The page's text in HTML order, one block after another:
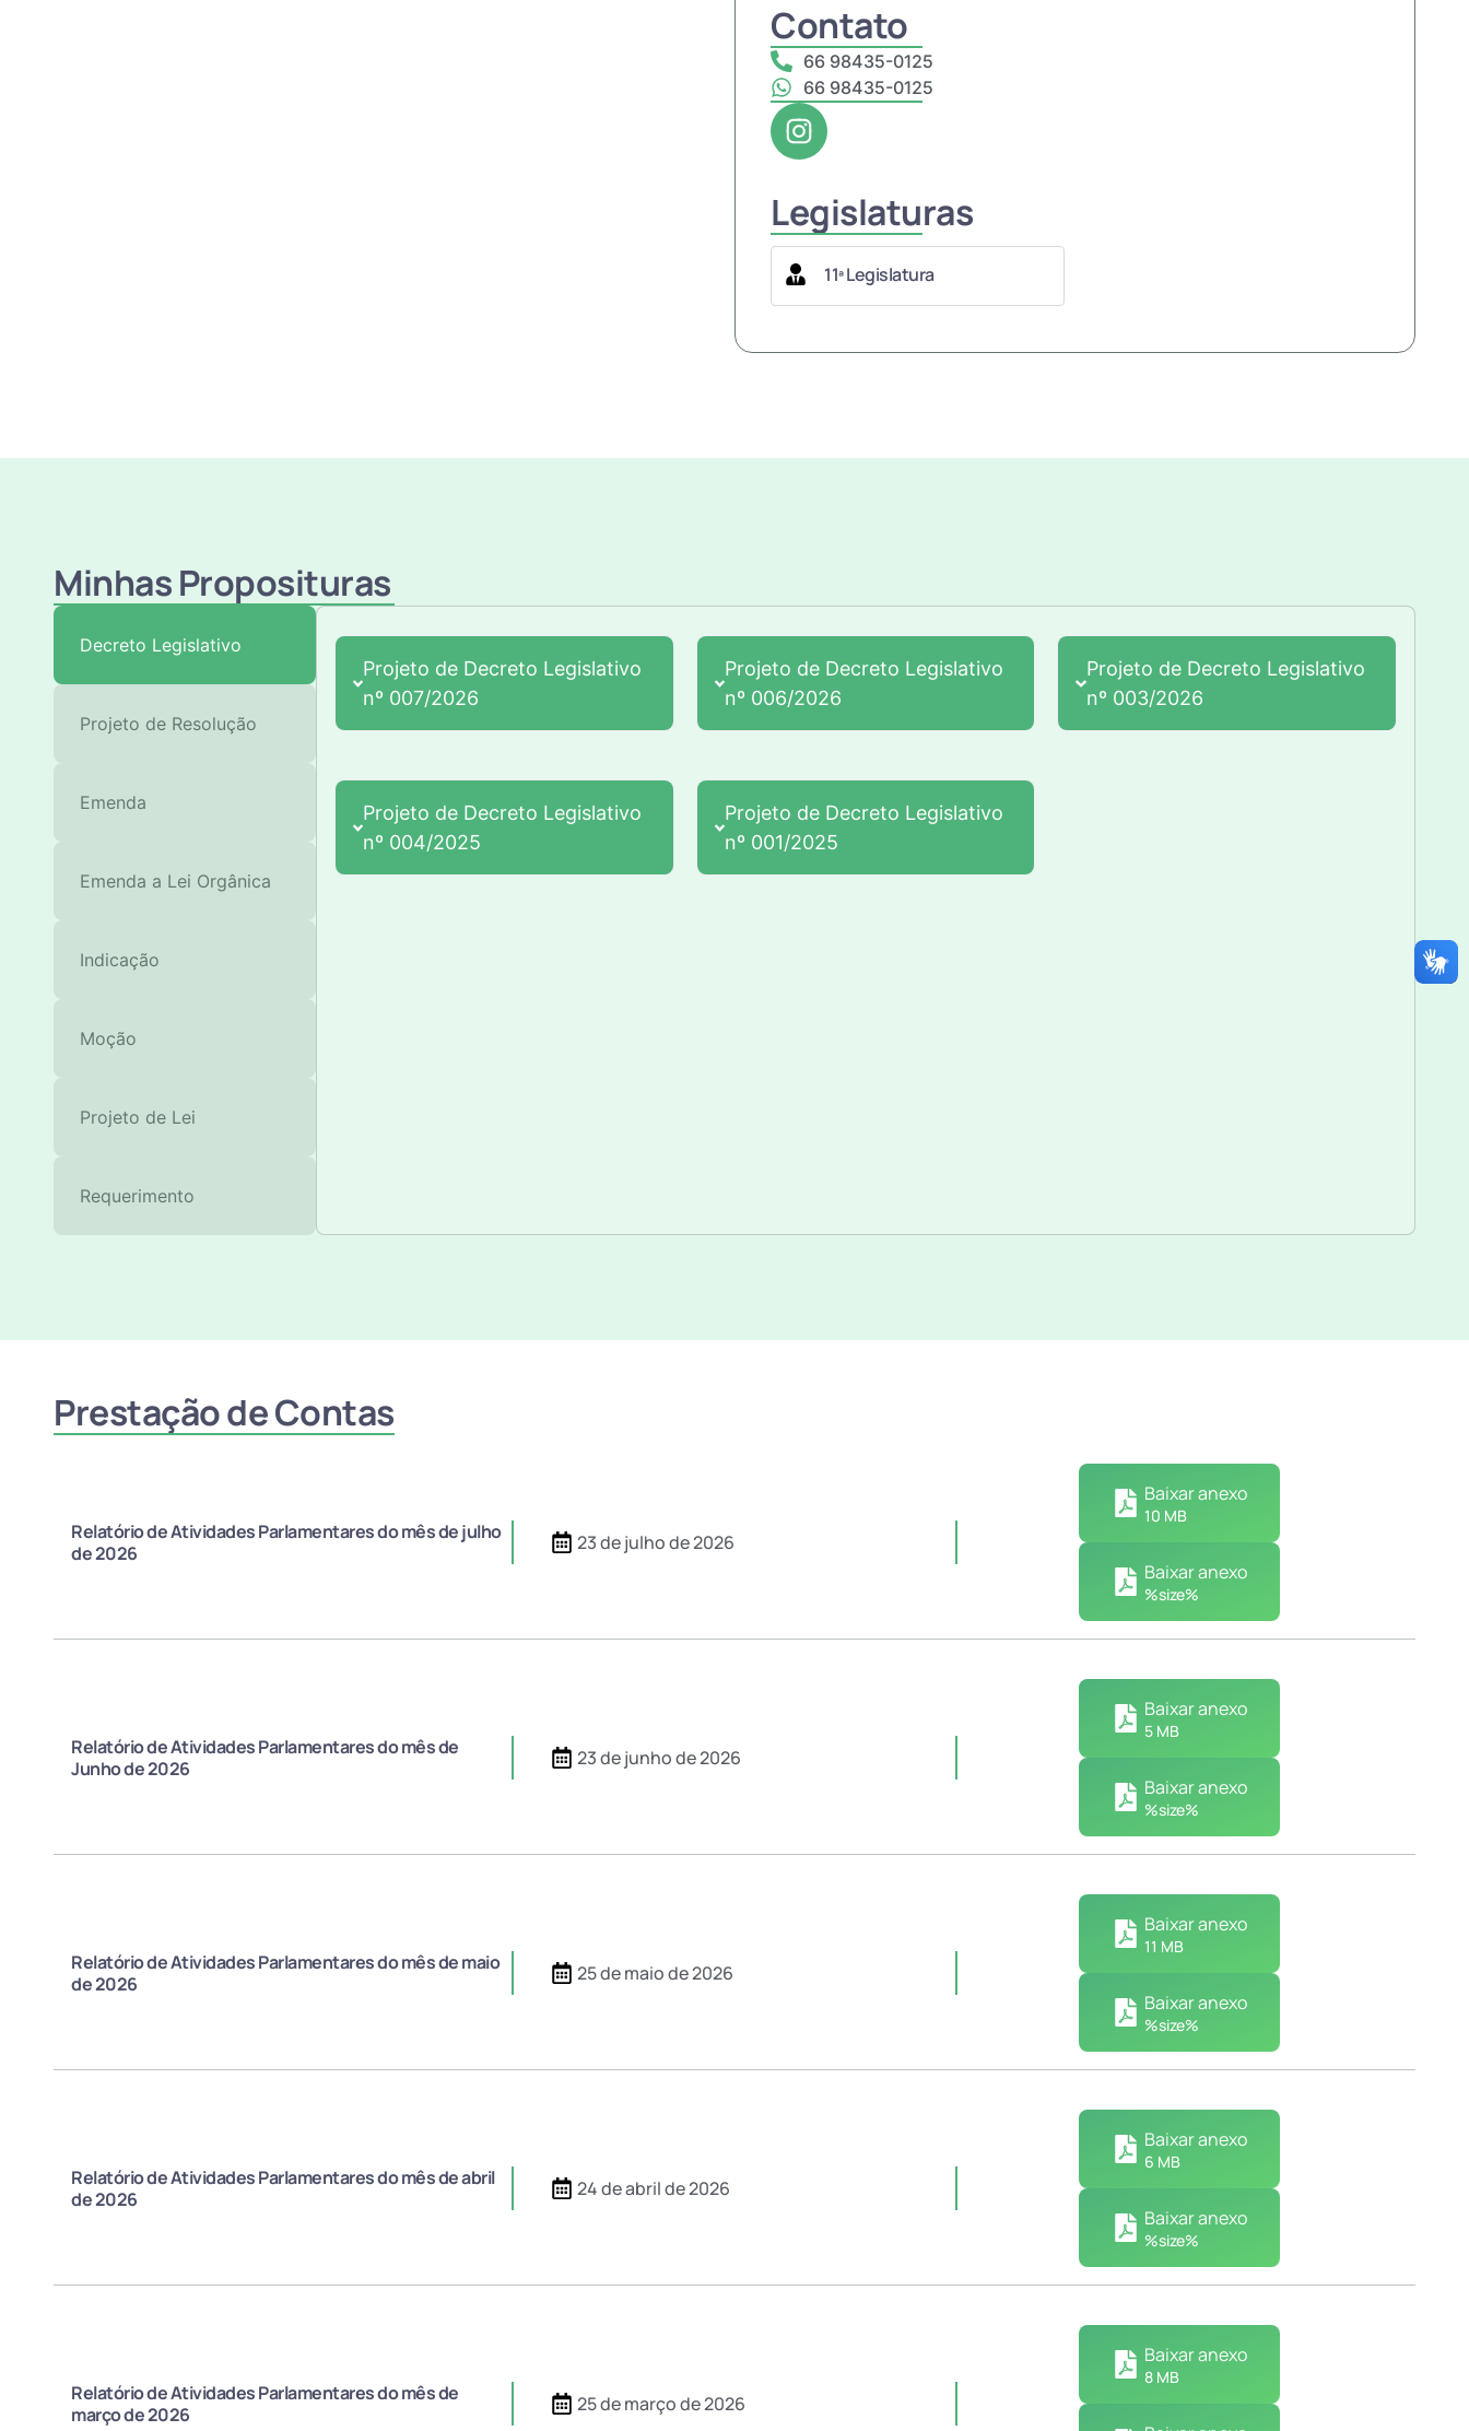
Contato
66 98435-0125
66 98435-0125
Legislaturas
11ª Legislatura
Minhas Proposituras
Decreto Legislativo
Projeto de Resolução
Emenda
Emenda a Lei Orgânica
Indicação
Moção
Projeto de Lei
Requerimento
Projeto de Decreto Legislativo
nº 007/2026
Projeto de Decreto Legislativo
nº 006/2026
Projeto de Decreto Legislativo
nº 003/2026
Projeto de Decreto Legislativo
nº 004/2025
Projeto de Decreto Legislativo
nº 001/2025
Prestação de Contas
Relatório de Atividades Parlamentares do mês de julho
de 2026
23 de julho de 2026
Baixar anexo
10 MB
Baixar anexo
%size%
Relatório de Atividades Parlamentares do mês de
Junho de 2026
23 de junho de 2026
Baixar anexo
5 MB
Baixar anexo
%size%
Relatório de Atividades Parlamentares do mês de maio
de 2026
25 de maio de 2026
Baixar anexo
11 MB
Baixar anexo
%size%
Relatório de Atividades Parlamentares do mês de abril
de 2026
24 de abril de 2026
Baixar anexo
6 MB
Baixar anexo
%size%
Relatório de Atividades Parlamentares do mês de
março de 2026
25 de março de 2026
Baixar anexo
8 MB